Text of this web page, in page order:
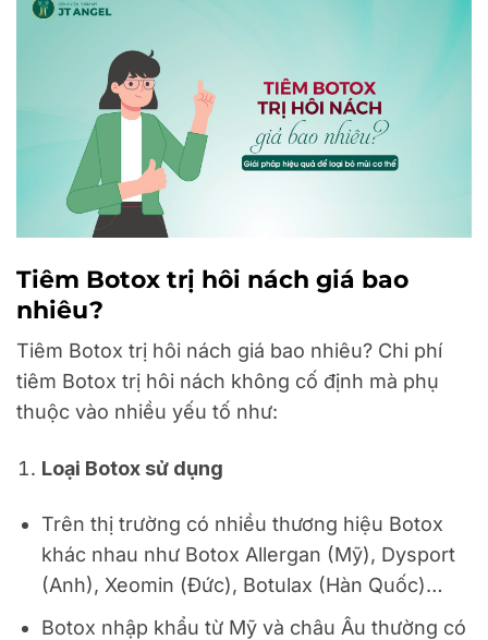
Tiêm Botox trị hôi nách giá bao
nhiêu?
Tiêm Botox trị hôi nách giá bao nhiêu? Chi phí
tiêm Botox trị hôi nách không cố định mà phụ
thuộc vào nhiều yếu tố như:
Loại Botox sử dụng
Trên thị trường có nhiều thương hiệu Botox
khác nhau như Botox Allergan (Mỹ), Dysport
(Anh), Xeomin (Đức), Botulax (Hàn Quốc)…
Botox nhập khẩu từ Mỹ và châu Âu thường có